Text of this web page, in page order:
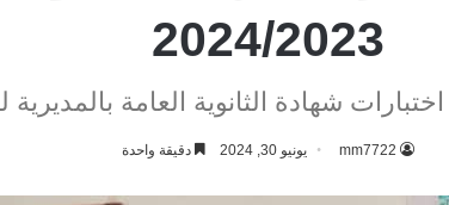
2024/2023
شهادة الثانوية العامة بالمديرية للعام
mm7722 يونيو 30, 2024 دقيقة واحدة